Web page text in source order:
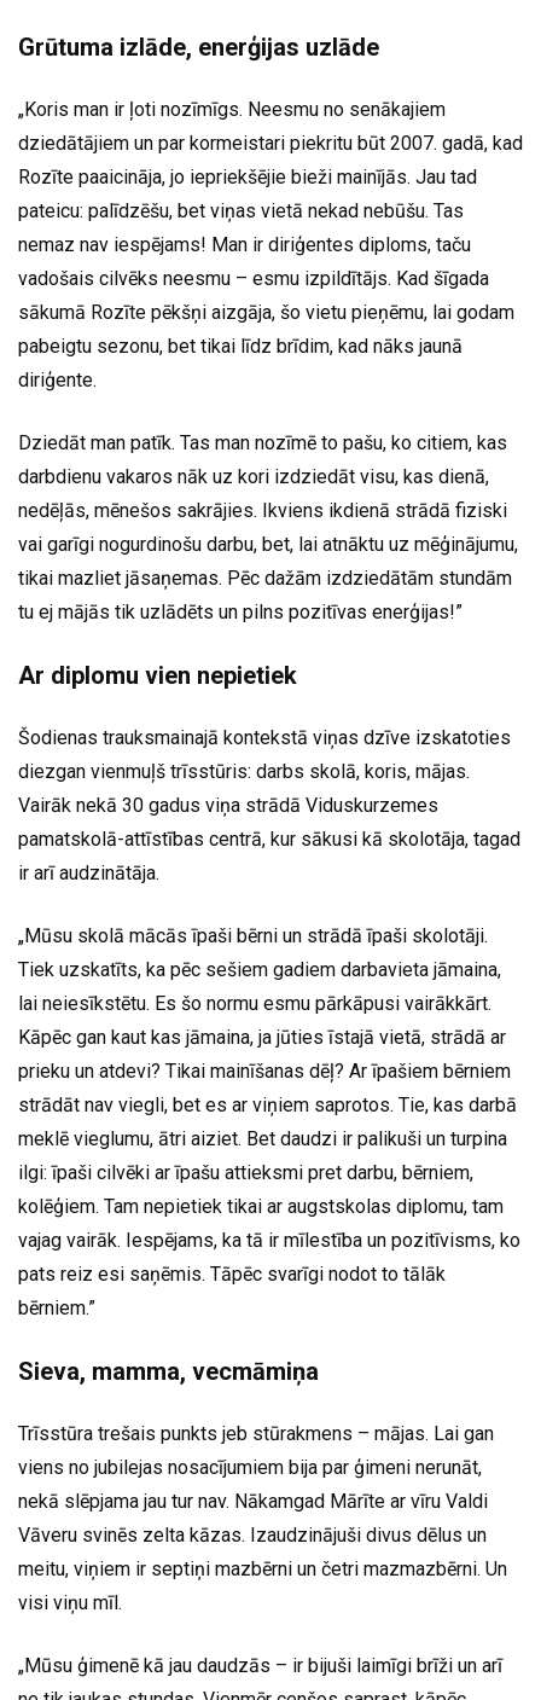
Grūtuma izlāde, enerģijas uzlāde
„Koris man ir ļoti nozīmīgs. Neesmu no senākajiem
dziedātājiem un par kormeistari piekritu būt 2007. gadā, kad
Rozīte paaicināja, jo iepriekšējie bieži mainījās. Jau tad
pateicu: palīdzēšu, bet viņas vietā nekad nebūšu. Tas
nemaz nav iespējams! Man ir diriģentes diploms, taču
vadošais cilvēks neesmu – esmu izpildītājs. Kad šīgada
sākumā Rozīte pēkšņi aizgāja, šo vietu pieņēmu, lai godam
pabeigtu sezonu, bet tikai līdz brīdim, kad nāks jaunā
diriģente.
Dziedāt man patīk. Tas man nozīmē to pašu, ko citiem, kas
darbdienu vakaros nāk uz kori izdziedāt visu, kas dienā,
nedēļās, mēnešos sakrājies. Ikviens ikdienā strādā fiziski
vai garīgi nogurdinošu darbu, bet, lai atnāktu uz mēģinājumu,
tikai mazliet jāsaņemas. Pēc dažām izdziedātām stundām
tu ej mājās tik uzlādēts un pilns pozitīvas enerģijas!”
Ar diplomu vien nepietiek
Šodienas trauksmainajā kontekstā viņas dzīve izskatoties
diezgan vienmuļš trīsstūris: darbs skolā, koris, mājas.
Vairāk nekā 30 gadus viņa strādā Viduskurzemes
pamatskolā-attīstības centrā, kur sākusi kā skolotāja, tagad
ir arī audzinātāja.
„Mūsu skolā mācās īpaši bērni un strādā īpaši skolotāji.
Tiek uzskatīts, ka pēc sešiem gadiem darbavieta jāmaina,
lai neiesīkstētu. Es šo normu esmu pārkāpusi vairākkārt.
Kāpēc gan kaut kas jāmaina, ja jūties īstajā vietā, strādā ar
prieku un atdevi? Tikai mainīšanas dēļ? Ar īpašiem bērniem
strādāt nav viegli, bet es ar viņiem saprotos. Tie, kas darbā
meklē vieglumu, ātri aiziet. Bet daudzi ir palikuši un turpina
ilgi: īpaši cilvēki ar īpašu attieksmi pret darbu, bērniem,
kolēģiem. Tam nepietiek tikai ar augstskolas diplomu, tam
vajag vairāk. Iespējams, ka tā ir mīlestība un pozitīvisms, ko
pats reiz esi saņēmis. Tāpēc svarīgi nodot to tālāk
bērniem.”
Sieva, mamma, vecmāmiņa
Trīsstūra trešais punkts jeb stūrakmens – mājas. Lai gan
viens no jubilejas nosacījumiem bija par ģimeni nerunāt,
nekā slēpjama jau tur nav. Nākamgad Mārīte ar vīru Valdi
Vāveru svinēs zelta kāzas. Izaudzinājuši divus dēlus un
meitu, viņiem ir septiņi mazbērni un četri mazmazbērni. Un
visi viņu mīl.
„Mūsu ģimenē kā jau daudzās – ir bijuši laimīgi brīži un arī